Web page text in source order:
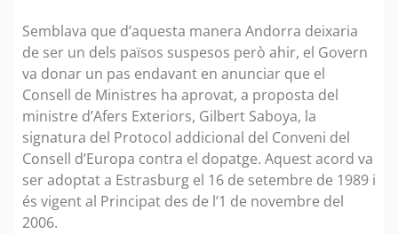
Semblava que d’aquesta manera Andorra deixaria
de ser un dels països suspesos però ahir, el Govern
va donar un pas endavant en anunciar que el
Consell de Ministres ha aprovat, a proposta del
ministre d’Afers Exteriors, Gilbert Saboya, la
signatura del Protocol addicional del Conveni del
Consell d’Europa contra el dopatge. Aquest acord va
ser adoptat a Estrasburg el 16 de setembre de 1989 i
és vigent al Principat des de l’1 de novembre del
2006.